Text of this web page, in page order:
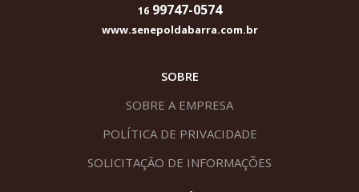
1699747-0574
www.senepoldabarra.com.br
SOBRE
SOBRE A EMPRESA
POLÍTICA DE PRIVACIDADE
SOLICITAÇÃO DE INFORMAÇÕES